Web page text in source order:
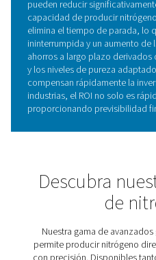
¿Por qué
nitrógeno in
El cambio a la
entregas y tarifas
Control de
necesidades de su
eliminando las
Seguridad y